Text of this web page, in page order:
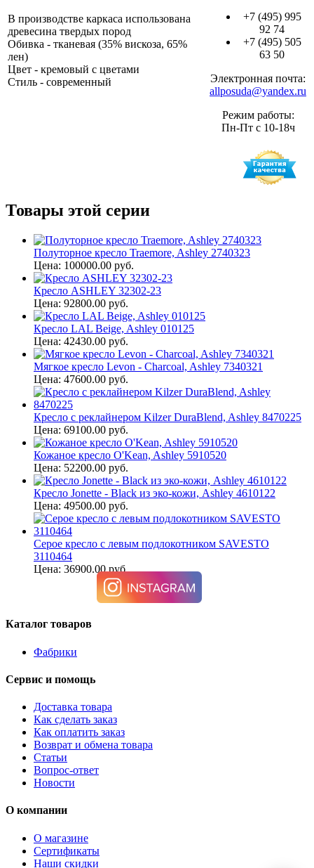
В производстве каркаса использована
древесина твердых пород
Обивка - тканевая (35% вискоза, 65%
лен)
Цвет - кремовый с цветами
Стиль - современный
+7 (495) 995
92 74
+7 (495) 505
63 50
Электронная почта:
allposuda@yandex.ru
Режим работы:
Пн-Пт с 10-18ч
Товары этой серии
Полуторное кресло Traemore, Ashley 2740323
Цена: 100000.00 руб.
Кресло ASHLEY 32302-23
Цена: 92800.00 руб.
Кресло LAL Beige, Ashley 010125
Цена: 42430.00 руб.
Мягкое кресло Levon - Charcoal, Ashley 7340321
Цена: 47600.00 руб.
Кресло с реклайнером Kilzer DuraBlend, Ashley 8470225
Цена: 69100.00 руб.
Кожаное кресло O'Kean, Ashley 5910520
Цена: 52200.00 руб.
Кресло Jonette - Black из эко-кожи, Ashley 4610122
Цена: 49500.00 руб.
Серое кресло с левым подлокотником SAVESTO
3110464
Цена: 36900.00 руб.
Каталог товаров
Фабрики
Сервис и помощь
Доставка товара
Как сделать заказ
Как оплатить заказ
Возврат и обмена товара
Статьи
Вопрос-ответ
Новости
О компании
О магазине
Сертификаты
Наши скидки